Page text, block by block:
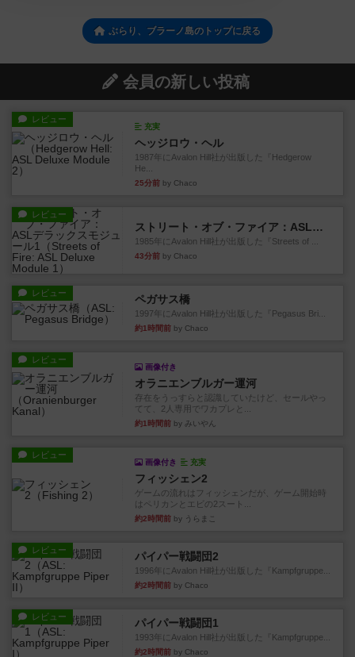
ぶらり、ブラーノ島のトップに戻る
会員の新しい投稿
レビュー
充実
ヘッジロウ・ヘル
1987年にAvalon Hill社が出版した『Hedgerow
He...
25分前 by Chaco
レビュー
ストリート・オブ・ファイア：ASLデラックスモジュール1
1985年にAvalon Hill社が出版した『Streets of ...
43分前 by Chaco
レビュー ペガサス橋
1997年にAvalon Hill社が出版した『Pegasus Bri...
約1時間前 by Chaco
レビュー
画像付き
オラニエンブルガー運河
存在をうっすらと認識していたけど、セールやっ
てて、2人専用でワカプレと...
約1時間前 by みいやん
レビュー
画像付き 充実
フィッシェン2
ゲームの流れはフィッシェンだが、ゲーム開始時
はペリカンとエビの2スート...
約2時間前 by うらまこ
レビュー パイパー戦闘団2
1996年にAvalon Hill社が出版した『Kampfgruppe...
約2時間前 by Chaco
レビュー パイパー戦闘団1
1993年にAvalon Hill社が出版した『Kampfgruppe...
約2時間前 by Chaco